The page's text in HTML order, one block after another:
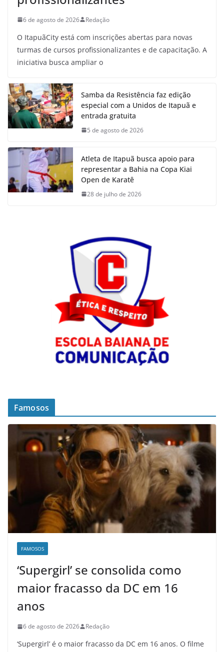
6 de agosto de 2026 Redação
O ItapuãCity está com inscrições abertas para novas
turmas de cursos profissionalizantes e de capacitação. A
iniciativa busca ampliar o
Samba da Resistência faz edição
especial com a Unidos de Itapuã e
entrada gratuita
5 de agosto de 2026
Atleta de Itapuã busca apoio para
representar a Bahia na Copa Kiai
Open de Karatê
28 de julho de 2026
Famosos
FAMOSOS
‘Supergirl’ se consolida como
maior fracasso da DC em 16
anos
6 de agosto de 2026 Redação
‘Supergirl’ é o maior fracasso da DC em 16 anos. O filme